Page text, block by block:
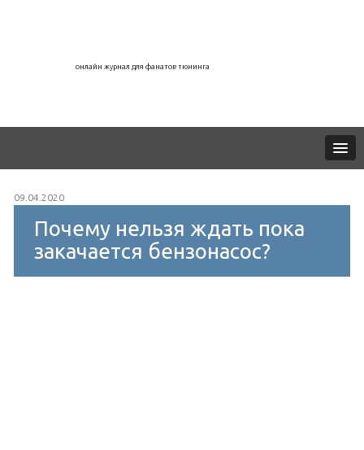
онлайн журнал для фанатов тюнинга
09.04.2020
Почему нельзя ждать пока
закачается бензонасос?